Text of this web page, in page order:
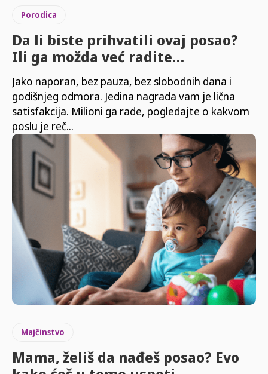
Porodica
Da li biste prihvatili ovaj posao?
Ili ga možda već radite…
Jako naporan, bez pauza, bez slobodnih dana i
godišnjeg odmora. Jedina nagrada vam je lična
satisfakcija. Milioni ga rade, pogledajte o kakvom
poslu je reč...
Majčinstvo
Mama, želiš da nađeš posao? Evo